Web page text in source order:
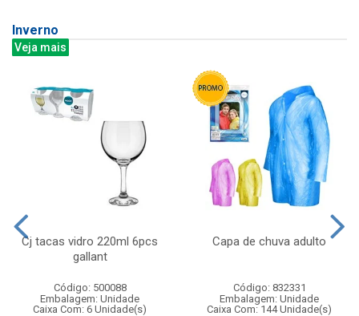
Inverno
Veja mais
Cj tacas vidro 220ml 6pcs
gallant
Código: 500088
Embalagem: Unidade
Caixa Com: 6 Unidade(s)
Capa de chuva adulto
Código: 832331
Embalagem: Unidade
Caixa Com: 144 Unidade(s)